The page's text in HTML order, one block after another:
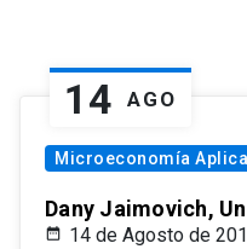
14 AGO
Microeconomía
Dany Jaimovich,
14 de Agosto de